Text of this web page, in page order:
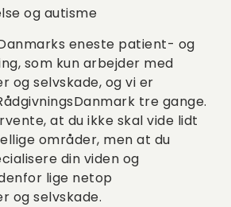
og autisme
eneste patient- og
som kun arbejder med
og selvskade, og vi er
tre gange.
at du ikke skal vide lidt
områder, men at du
din viden og
lige netop
og selvskade.